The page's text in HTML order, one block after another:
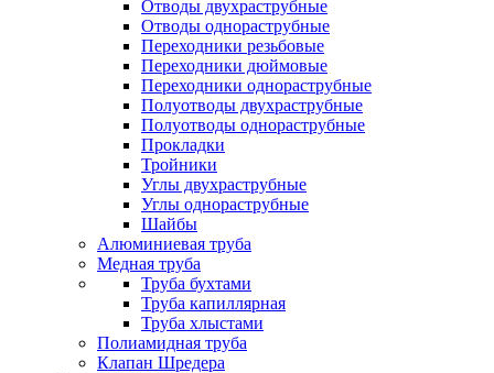
Отводы двухраструбные
Отводы однораструбные
Переходники резьбовые
Переходники дюймовые
Переходники однораструбные
Полуотводы двухраструбные
Полуотводы однораструбные
Прокладки
Тройники
Углы двухраструбные
Углы однораструбные
Шайбы
Алюминиевая труба
Медная труба
Труба бухтами
Труба капиллярная
Труба хлыстами
Полиамидная труба
Клапан Шредера